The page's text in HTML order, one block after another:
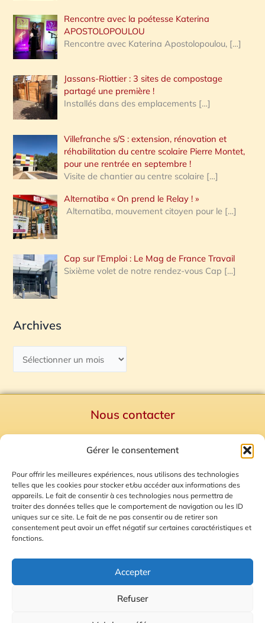
Gérer le consentement
Pour offrir les meilleures expériences, nous utilisons des technologies
telles que les cookies pour stocker et/ou accéder aux informations des
appareils. Le fait de consentir à ces technologies nous permettra de
traiter des données telles que le comportement de navigation ou les ID
uniques sur ce site. Le fait de ne pas consentir ou de retirer son
consentement peut avoir un effet négatif sur certaines caractéristiques et
fonctions.
Accepter
Refuser
Rencontre avec la poétesse Katerina
APOSTOLOPOULOU
Rencontre avec Katerina Apostolopoulou, […]
Jassans-Riottier : 3 sites de compostage
partagé une première !
Installés dans des emplacements […]
Villefranche s/S : extension, rénovation et
réhabilitation du centre scolaire Pierre Montet,
pour une rentrée en septembre !
Visite de chantier au centre scolaire […]
Alternatiba « On prend le Relay ! »
Alternatiba, mouvement citoyen pour le […]
Cap sur l’Emploi : Le Mag de France Travail
Sixième volet de notre rendez-vous Cap […]
Archives
Nous contacter
Mentions Légales
Plan du site
Gestion des Cookies